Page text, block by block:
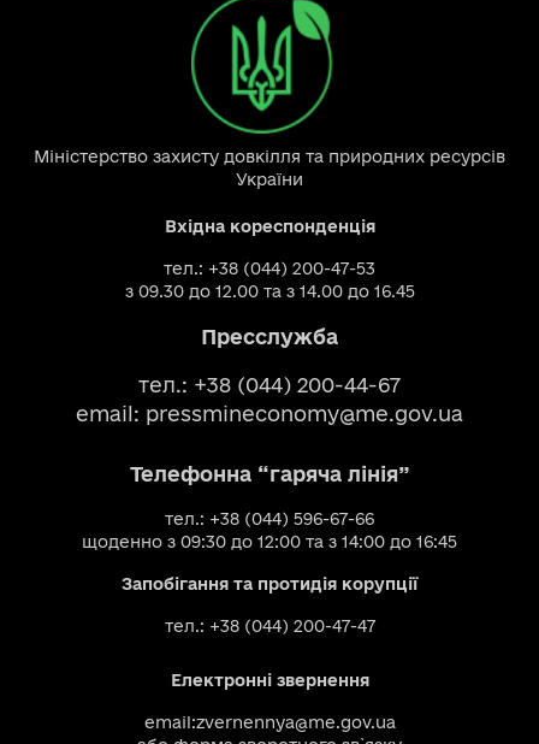
Міністерство захисту довкілля та природних ресурсів
України
Вхідна кореспонденція
тел.: +38 (044) 200-47-53
з 09.30 до 12.00 та з 14.00 до 16.45
Пресслужба
тел.: +38 (044) 200-44-67
email: pressmineconomy@me.gov.ua
Телефонна “гаряча лінія”
тел.: +38 (044) 596-67-66
щоденно з 09:30 до 12:00 та з 14:00 до 16:45
Запобігання та протидія корупції
тел.: +38 (044) 200-47-47
Електронні звернення
email:zvernennya@me.gov.ua